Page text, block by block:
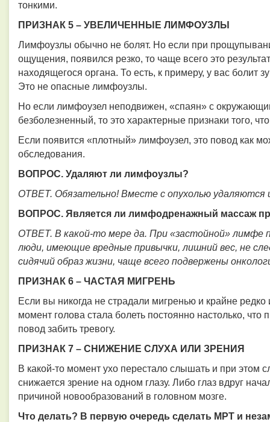
тонкими.
ПРИЗНАК 5 – УВЕЛИЧЕННЫЕ ЛИМФОУЗЛЫ
Лимфоузлы обычно не болят. Но если при
ощущения, появился резко, то чаще всего это
находящегося органа. То есть, к примеру, у вас болит
Это не опасные лимфоузлы.
Но если лимфоузел неподвижен, «спаян» с
безболезненный, то это характерные признаки того,
Если появится «плотный» лимфоузел, это повод как
обследования.
ВОПРОС. Удаляют ли лимфоузлы?
ОТВЕТ. Обязательно! Вместе с опухолью удаляются
ВОПРОС. Является ли лимфодренажный массаж
ОТВЕТ. В какой-то мере да. При «застойной»
люди, имеющие вредные привычки, лишний вес, не
сидячий образ жизни, чаще всего подвержены
ПРИЗНАК 6 – ЧАСТАЯ МИГРЕНЬ
Если вы никогда не страдали мигренью и крайне
момент голова стала болеть постоянно настолько, что
повод забить тревогу.
ПРИЗНАК 7 – СНИЖЕНИЕ СЛУХА ИЛИ ЗРЕНИЯ
В какой-то момент ухо перестало слышать и при этом
снижается зрение на одном глазу. Либо глаз вдруг
причиной новообразований в головном мозге.
Что делать? В первую очередь сделать МРТ и